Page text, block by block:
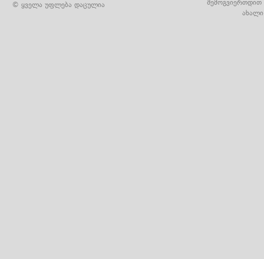
© ყველა უფლება დაცულია
შემოგვიერთდით
ახალი